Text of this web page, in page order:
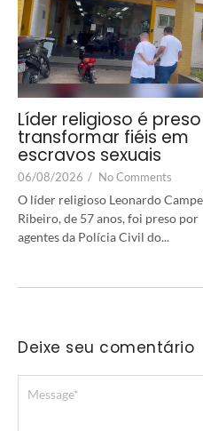
Líder religioso é
transformar fiéis em
escravos sexuais
06/08/2026 / No Comments
O líder religioso Leonardo
Ribeiro, de 57 anos, foi preso por
agentes da Polícia Civil do...
Deixe seu comentário